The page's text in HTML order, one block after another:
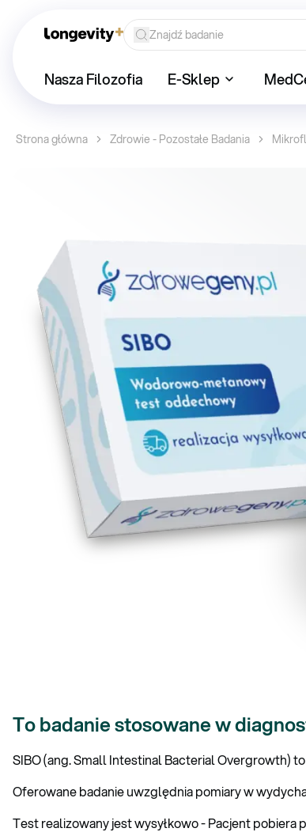
Nasza Filozofia E-Sklep
Strona główna Zdrowie - Pozostałe Badania
To badanie stosowane w
SIBO (ang. Small Intestinal Bacterial Overgrowth)
Oferowane badanie uwzględnia pomiary w
Test realizowany jest wysyłkowo - Pacjent pobiera